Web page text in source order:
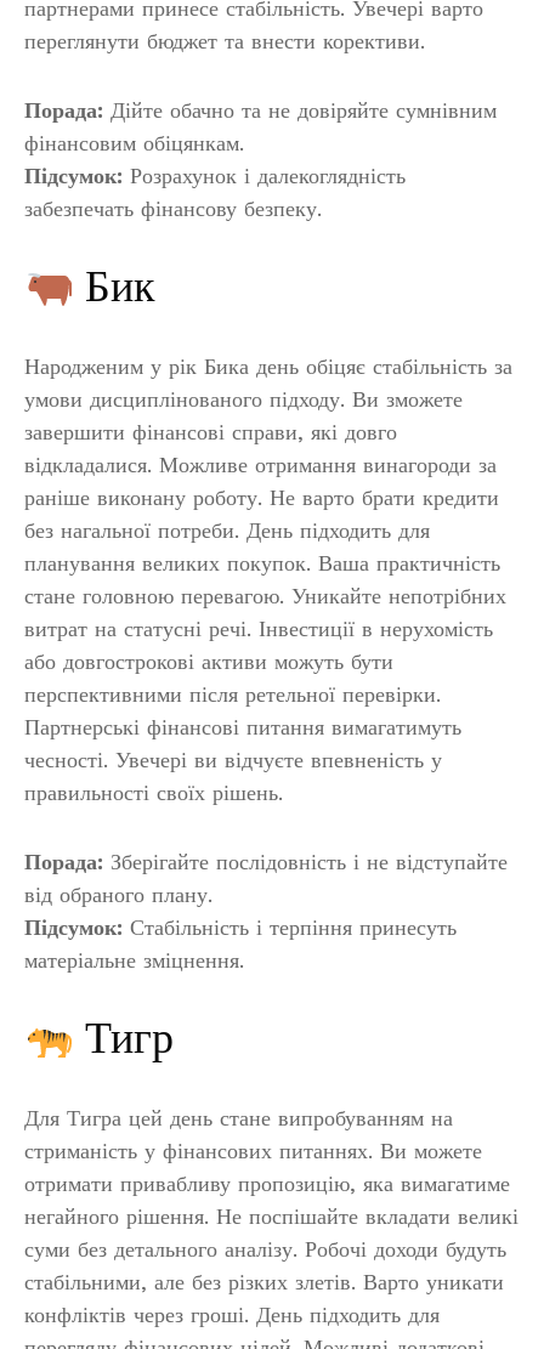
партнерами принесе стабільність. Увечері варто
переглянути бюджет та внести корективи.
Порада: Дійте обачно та не довіряйте сумнівним
фінансовим обіцянкам.
Підсумок: Розрахунок і далекоглядність
забезпечать фінансову безпеку.
Бик
Народженим у рік Бика день обіцяє стабільність за
умови дисциплінованого підходу. Ви зможете
завершити фінансові справи, які довго
відкладалися. Можливе отримання винагороди за
раніше виконану роботу. Не варто брати кредити
без нагальної потреби. День підходить для
планування великих покупок. Ваша практичність
стане головною перевагою. Уникайте непотрібних
витрат на статусні речі. Інвестиції в нерухомість
або довгострокові активи можуть бути
перспективними після ретельної перевірки.
Партнерські фінансові питання вимагатимуть
чесності. Увечері ви відчуєте впевненість у
правильності своїх рішень.
Порада: Зберігайте послідовність і не відступайте
від обраного плану.
Підсумок: Стабільність і терпіння принесуть
матеріальне зміцнення.
Тигр
Для Тигра цей день стане випробуванням на
стриманість у фінансових питаннях. Ви можете
отримати привабливу пропозицію, яка вимагатиме
негайного рішення. Не поспішайте вкладати великі
суми без детального аналізу. Робочі доходи будуть
стабільними, але без різких злетів. Варто уникати
конфліктів через гроші. День підходить для